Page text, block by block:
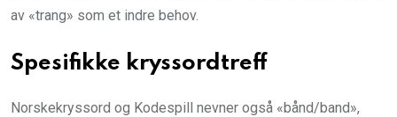
av «trang» som et indre behov.
Spesifikke kryssordtreff
Norskekryssord og Kodespill nevner også «bånd/band»,